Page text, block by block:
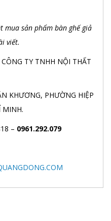
sản phẩm bàn ghế giả
viết.
TY TNHH NỘI THẤT
KHƯƠNG, PHƯỜNG HIỆP
MINH.
– 0961.292.079